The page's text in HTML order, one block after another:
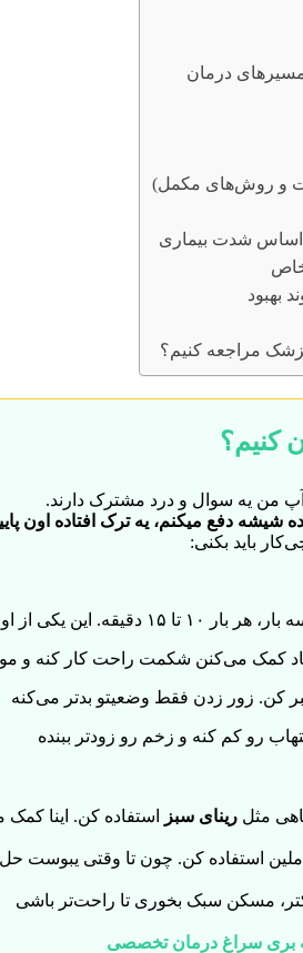
درمان
و روش‌های مکمل)
شدت بیماری
بهبود
مراجعه کنیم؟
کنیم؟
من یه سوال و درد مشترک دارند.
شیشه دفع میکنم، یه ترک افتاده اون
باید بکنی:
که عجیب جواب می‌ده!
کمک می‌کنن شکمت راحت کار کنه و
کن. زور زدن فقط وضعیتو بدتر می‌کنه
رو کم کنه و زخم رو زودتر ببنده
رینای سبز استفاده کن. اینا